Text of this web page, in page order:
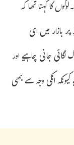
کا کہنا تھا کہ
بازار میں ای
جانی چاہیے اور
انکی وجہ سے بھی